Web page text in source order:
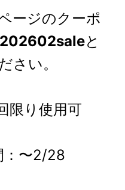
ージのクーポ
202602saleと
さい。
限り使用可
：〜2/28